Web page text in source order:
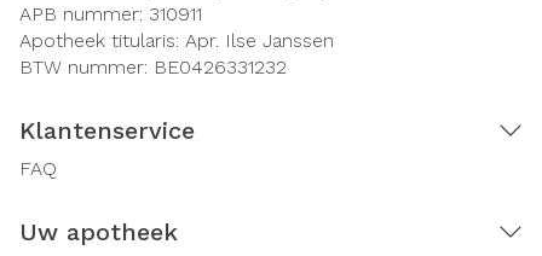
APB nummer: 310911
Apotheek titularis: Apr. Ilse Janssen
BTW nummer: BE0426331232
Klantenservice
FAQ
Uw apotheek